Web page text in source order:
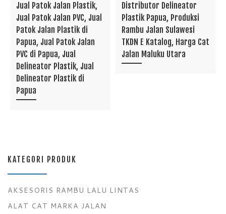
Jual Patok Jalan Plastik,
Jual Patok Jalan PVC, Jual
Patok Jalan Plastik di
Papua, Jual Patok Jalan
PVC di Papua, Jual
Delineator Plastik, Jual
Delineator Plastik di
Papua
Distributor Delineator
Plastik Papua, Produksi
Rambu Jalan Sulawesi
TKDN E Katalog, Harga Cat
Jalan Maluku Utara
KATEGORI PRODUK
AKSESORIS RAMBU LALU LINTAS
ALAT CAT MARKA JALAN